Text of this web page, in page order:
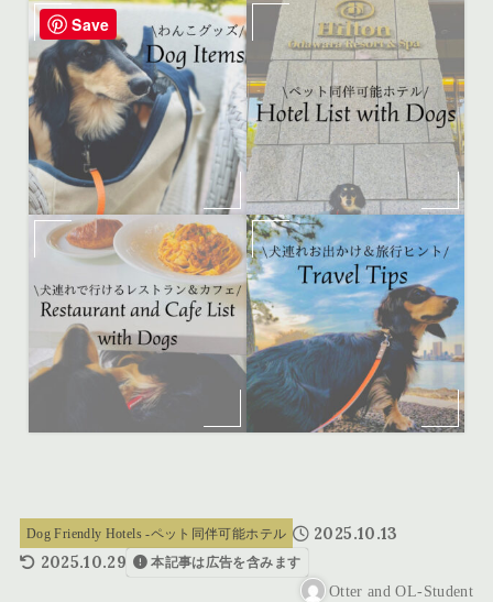
Dog Friendly Hotels -ペット同伴可能ホテル
2025.10.13
2025.10.29
本記事は広告を含みます
Otter and OL-Student
Save